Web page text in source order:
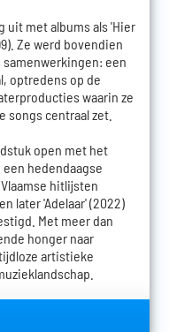
uit met albums als 'Hier
Ze werd bovendien
een
optredens op de
waarin ze
songs centraal zet.
open met het
hedendaagse
hitlijsten
later 'Adelaar' (2022)
Met meer dan
honger naar
artistieke